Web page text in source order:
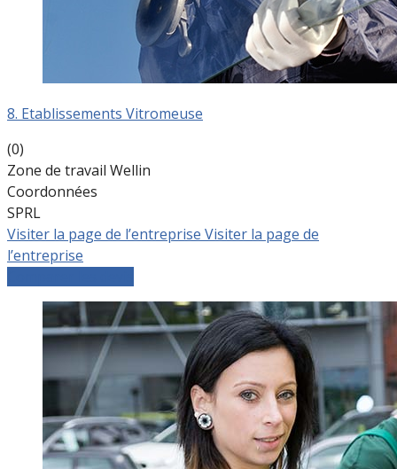
8. Etablissements Vitromeuse
(0)
Zone de travail Wellin
Coordonnées
SPRL
Visiter la page de l’entreprise Visiter la page de
l’entreprise